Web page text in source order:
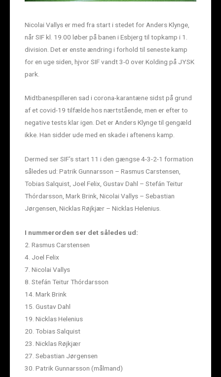
Nicolai Vallys er med fra start i stedet for Anders Klynge,
når SIF kl. 19.00 løber på banen i Esbjerg til topkamp i 1.
division. Det er enste ændring i forhold til seneste kamp
for en uge siden, hjvor SIF vandt 3-0 over Kolding på JYSK
park.
Midtbanespilleren sad i corona-karantæne sidst på grund
af et covid-19 tilfælde hos nærtstående, men er efter to
negative tests klar igen. Det er Anders Klynge til gengæld
ikke. Han sidder ude med en skade i aftenens kamp.
Dermed ser SIF’s start 11 i den gængse 4-3-2-1 formation
således ud: Patrik Gunnarsson – Rasmus Carstensen,
Tobias Salquist, Joel Felix, Gustav Dahl – Stefán Teitur
Thórdarsson, Mark Brink, Nicolai Vallys – Sebastian
Jørgensen, Nicklas Røjkjær – Nicklas Helenius.
I nummerorden ser det således ud:
2. Rasmus Carstensen
4. Joel Felix
7. Nicolai Vallys
8. Stefán Teitur Thórdarsson
14. Mark Brink
15. Gustav Dahl
19. Nicklas Helenius
20. Tobias Salquist
23. Nicklas Røjkjær
27. Sebastian Jørgensen
30. Patrik Gunnarsson (målmand)